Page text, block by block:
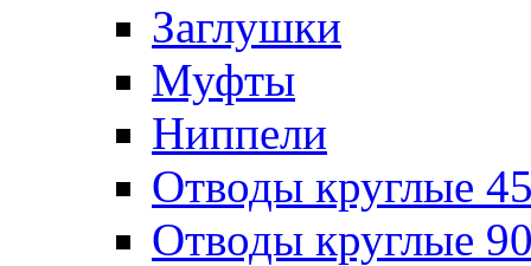
Заглушки
Муфты
Ниппели
Отводы круглые
Отводы круглые